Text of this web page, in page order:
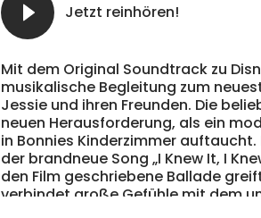
Jetzt reinhören!
Mit dem Original Soundtrack zu
musikalische Begleitung zum
Jessie und ihren Freunden. Die
neuen Herausforderung, als ein
in Bonnies Kinderzimmer
der brandneue Song „I Knew It, I
den Film geschriebene Ballade
verbindet große Gefühle mit dem